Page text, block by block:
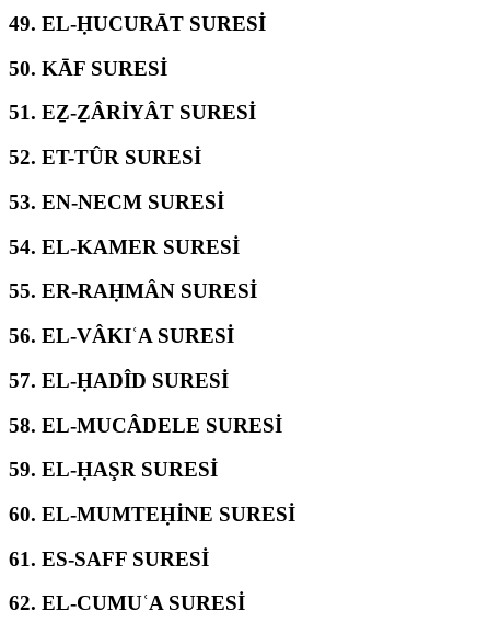
49. EL-ḤUCURĀT SURESİ
50. KĀF SURESİ
51. EẔ-ẔÂRİYÂT SURESİ
52. ET-TÛR SURESİ
53. EN-NECM SURESİ
54. EL-KAMER SURESİ
55. ER-RAḤMÂN SURESİ
56. EL-VÂKIʿA SURESİ
57. EL-ḤADÎD SURESİ
58. EL-MUCÂDELE SURESİ
59. EL-ḤAŞR SURESİ
60. EL-MUMTEḤİNE SURESİ
61. ES-SAFF SURESİ
62. EL-CUMUʿA SURESİ